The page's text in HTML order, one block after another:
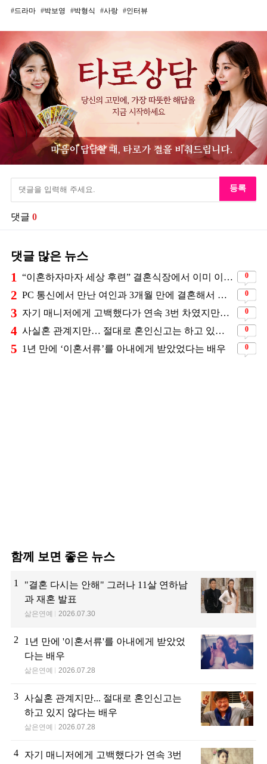
드라마 박보영 박형식 사랑 인터뷰
등록
댓글 0
댓글 많은 뉴스
1 “이혼하자마자 세상 후련” 결혼식장에서 이미 이혼을 직감했었다는 배우 0
2 PC 통신에서 만난 여인과 3개월 만에 결혼해서 잘 살고 있는 배우 0
3 자기 매니저에게 고백했다가 연속 3번 차였지만… 결국 결혼에 성공한 배우 0
4 사실혼 관계지만… 절대로 혼인신고는 하고 있지 않다는 배우 0
5 1년 만에 ‘이혼서류’를 아내에게 받았었다는 배우 0
함께 보면 좋은 뉴스
1
"결혼 다시는 안해" 그러나 11살 연하남
과 재혼 발표
삶은연예 2026.07.30
2
1년 만에 '이혼서류'를 아내에게 받았었
다는 배우
삶은연예 2026.07.28
3 사실혼 관계지만... 절대로 혼인신고는
하고 있지 않다는 배우
삶은연예 2026.07.28
4
자기 매니저에게 고백했다가 연속 3번